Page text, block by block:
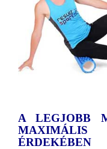
A LEGJOBB
ÉRDEKÉBEN